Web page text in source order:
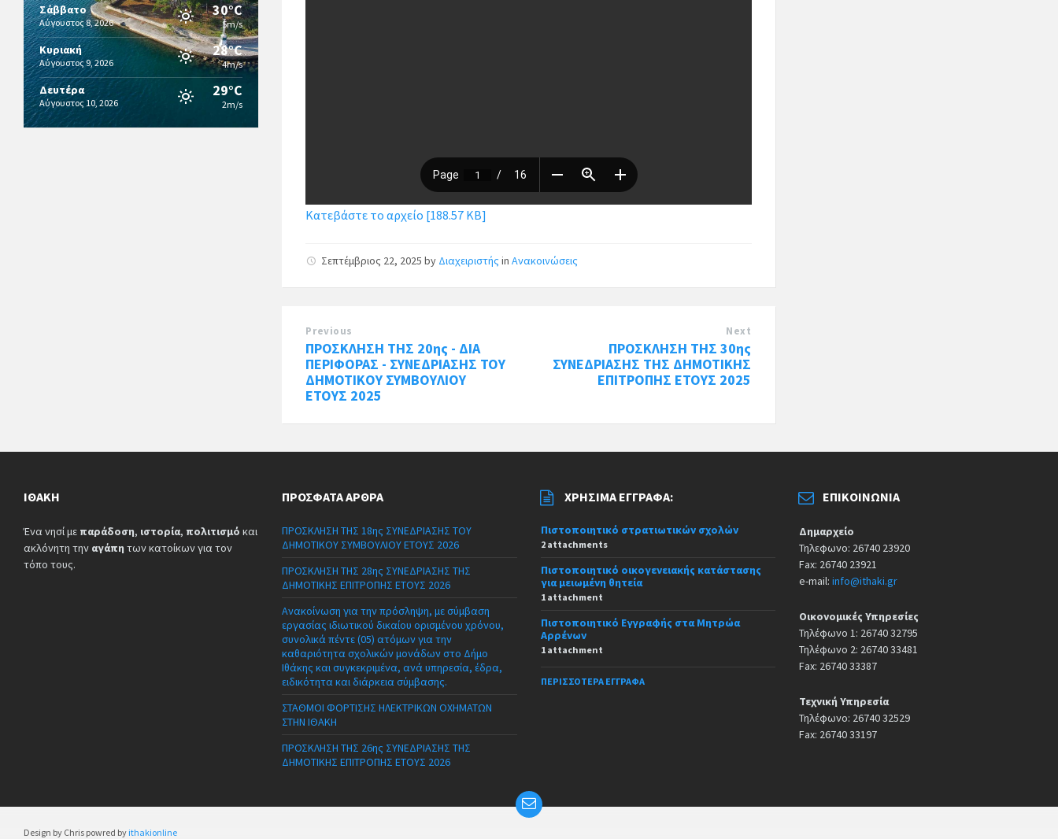
Κατεβάστε το αρχείο [188.57 KB]
Σεπτέμβριος 22, 2025by Διαχειριστής inΑνακοινώσεις
Previous
ΠΡΟΣΚΛΗΣΗ ΤΗΣ 20ης - ΔΙΑ
ΠΕΡΙΦΟΡΑΣ - ΣΥΝΕΔΡΙΑΣΗΣ ΤΟΥ
ΔΗΜΟΤΙΚΟΥ ΣΥΜΒΟΥΛΙΟΥ
ΕΤΟΥΣ 2025
Next
ΠΡΟΣΚΛΗΣΗ ΤΗΣ 30ης
ΣΥΝΕΔΡΙΑΣΗΣ ΤΗΣ ΔΗΜΟΤΙΚΗΣ
ΕΠΙΤΡΟΠΗΣ ΕΤΟΥΣ 2025
Σάββατο
Αύγουστος 8, 2026
30°C
5m/s
Κυριακή
Αύγουστος 9, 2026
28°C
4m/s
Δευτέρα
Αύγουστος 10, 2026
29°C
2m/s
ΙΘΆΚΗ
Ένα νησί με παράδοση, ιστορία, πολιτισμό και
ακλόνητη την αγάπη των κατοίκων για τον
τόπο τους.
ΠΡΌΣΦΑΤΑ ΆΡΘΡΑ
ΠΡΟΣΚΛΗΣΗ ΤΗΣ 18ης ΣΥΝΕΔΡΙΑΣΗΣ ΤΟΥ
ΔΗΜΟΤΙΚΟΥ ΣΥΜΒΟΥΛΙΟΥ ΕΤΟΥΣ 2026
ΠΡΟΣΚΛΗΣΗ ΤΗΣ 28ης ΣΥΝΕΔΡΙΑΣΗΣ ΤΗΣ
ΔΗΜΟΤΙΚΗΣ ΕΠΙΤΡΟΠΗΣ ΕΤΟΥΣ 2026
Ανακοίνωση για την πρόσληψη, με σύμβαση
εργασίας ιδιωτικού δικαίου ορισμένου χρόνου,
συνολικά πέντε (05) ατόμων για την
καθαριότητα σχολικών μονάδων στο Δήμο
Ιθάκης και συγκεκριμένα, ανά υπηρεσία, έδρα,
ειδικότητα και διάρκεια σύμβασης.
ΣΤΑΘΜΟΙ ΦΟΡΤΙΣΗΣ ΗΛΕΚΤΡΙΚΩΝ ΟΧΗΜΑΤΩΝ
ΣΤΗΝ ΙΘΑΚΗ
ΠΡΟΣΚΛΗΣΗ ΤΗΣ 26ης ΣΥΝΕΔΡΙΑΣΗΣ ΤΗΣ
ΔΗΜΟΤΙΚΗΣ ΕΠΙΤΡΟΠΗΣ ΕΤΟΥΣ 2026
ΧΡΉΣΙΜΑ ΈΓΓΡΑΦΑ:
Πιστοποιητικό στρατιωτικών σχολών
2 attachments
Πιστοποιητικό οικογενειακής κατάστασης
για μειωμένη θητεία
1 attachment
Πιστοποιητικό Εγγραφής στα Μητρώα
Αρρένων
1 attachment
ΠΕΡΙΣΣΌΤΕΡΑ ΈΓΓΡΑΦΑ
ΕΠΙΚΟΙΝΩΝΊΑ
Δημαρχείο
Τηλεφωνο: 26740 23920
Fax: 26740 23921
e-mail:info@ithaki.gr
Οικονομικές Υπηρεσίες
Τηλέφωνο 1: 26740 32795
Τηλέφωνο 2: 26740 33481
Fax: 26740 33387
Τεχνική Υπηρεσία
Τηλέφωνο: 26740 32529
Fax: 26740 33197
Design by Chris powred by ithakionline